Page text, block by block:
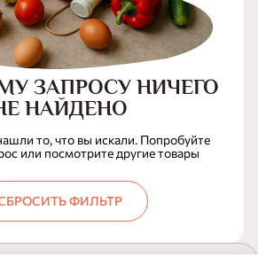
ЗАПРОСУ НИЧЕГО
НАЙДЕНО
то, что вы искали. Попробуйте
или посмотрите другие товары
ФИЛЬТР